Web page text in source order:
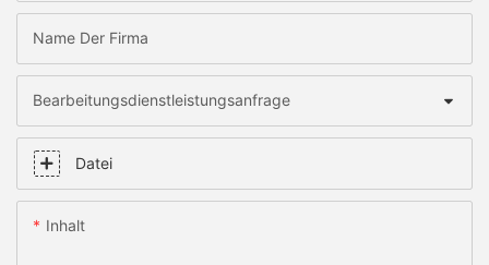
Name Der Firma
Bearbeitungsdienstleistungsanfrage
Datei
Inhalt